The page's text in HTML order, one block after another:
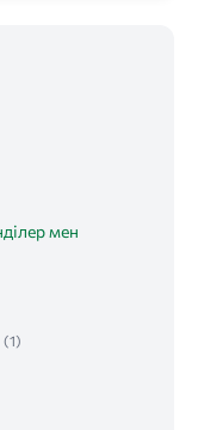
мен
(1)